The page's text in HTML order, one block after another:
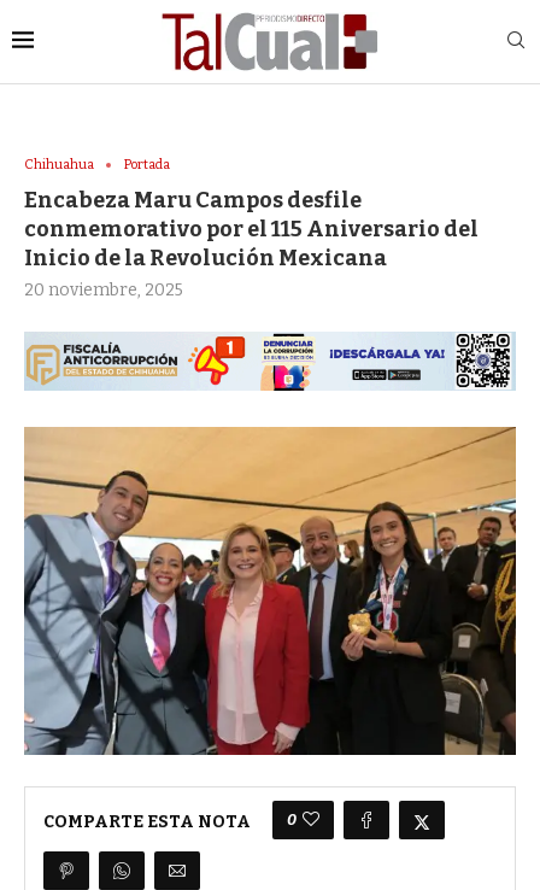
Chihuahua Portada
Encabeza Maru Campos desfile
conmemorativo por el 115 Aniversario del
Inicio de la Revolución Mexicana
20 noviembre, 2025
COMPARTE ESTA NOTA 0